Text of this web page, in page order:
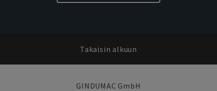
Takaisin alkuun
GINDUMAC GmbH